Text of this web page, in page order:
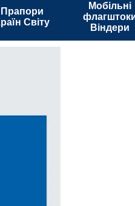
Прапори
Світу
Мобільні
Віндери